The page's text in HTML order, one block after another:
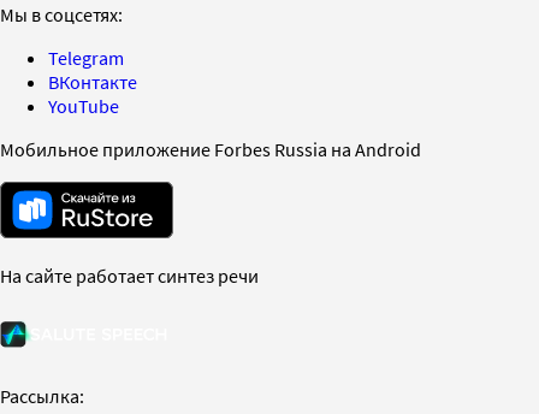
Мы в соцсетях:
Telegram
ВКонтакте
YouTube
Мобильное приложение Forbes Russia на Android
На сайте работает синтез речи
Рассылка: